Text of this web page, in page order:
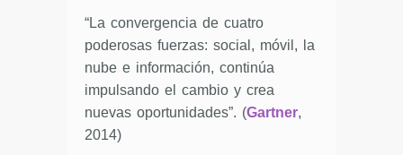
“La convergencia de cuatro
poderosas fuerzas: social, móvil, la
nube e información, continúa
impulsando el cambio y crea
nuevas oportunidades”. (Gartner,
2014)